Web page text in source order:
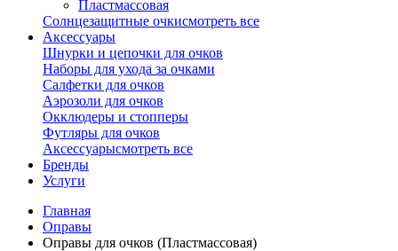
Пластмассовая
Солнцезащитные очкисмотреть все
Аксессуары
Шнурки и цепочки для очков
Наборы для ухода за очками
Салфетки для очков
Аэрозоли для очков
Окклюдеры и стопперы
Футляры для очков
Аксессуарысмотреть все
Бренды
Услуги
Главная
Оправы
Оправы для очков (Пластмассовая)